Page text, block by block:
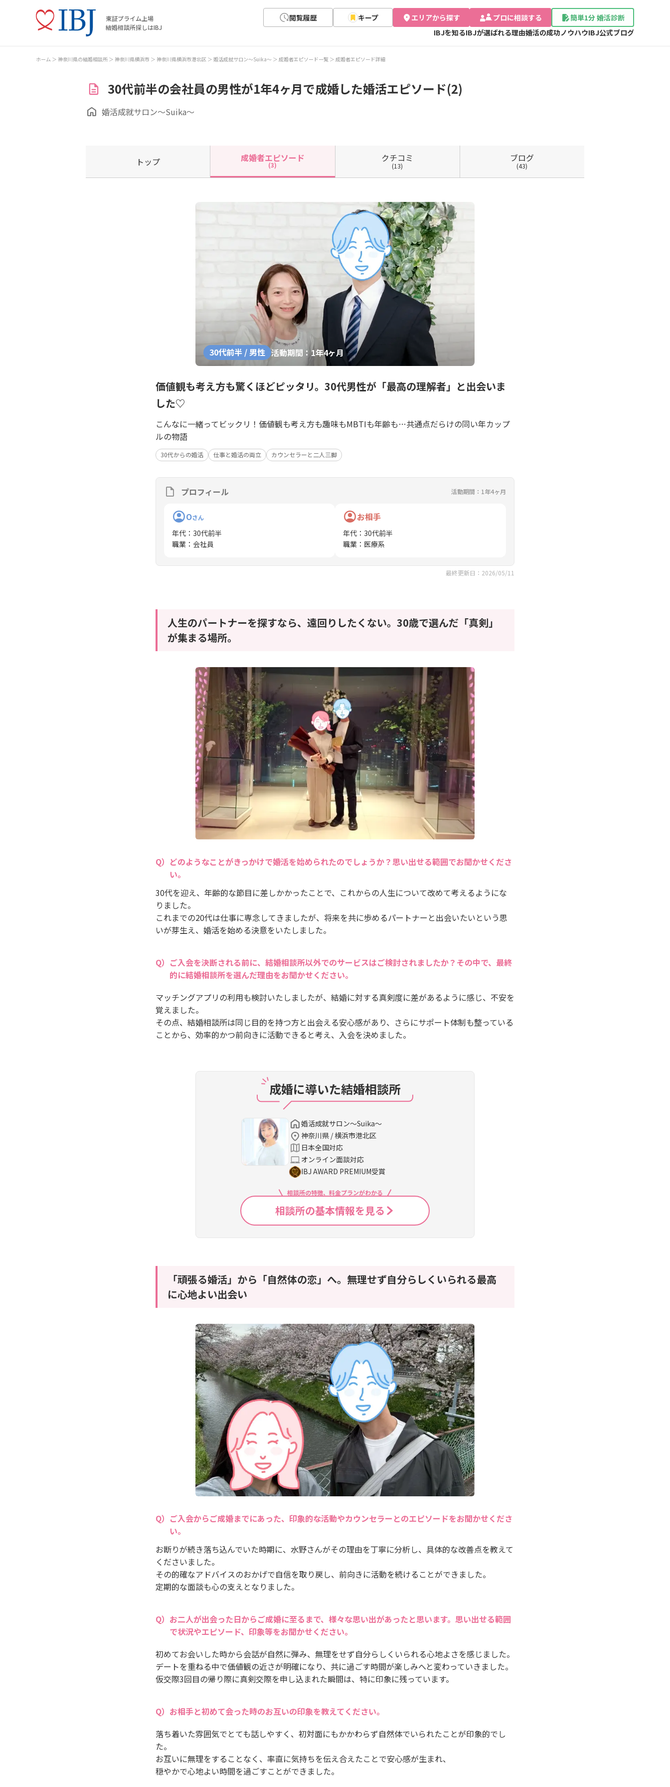
東証プライム上場
結婚相談所探しはIBJ
閲覧履歴 キープ エリアから探す プロに相談する
簡単1分 婚活診断
IBJを知るIBJが選ばれる理由婚活の成功ノウハウIBJ公式ブログ
ホーム 神奈川県の結婚相談所 神奈川県横浜市 神奈川県横浜市港北区 婚活成就サロン～Suika～ 成婚者エピソード一覧 成婚者エピソード詳細
30代前半の会社員の男性が1年4ヶ月で成婚した婚活エピソード(2)
婚活成就サロン～Suika～
トップ 成婚者エピソード
(3)
クチコミ
(13)
ブログ
(43)
30代前半 / 男性 活動期間：1年4ヶ月
価値観も考え方も驚くほどピッタリ。30代男性が「最高の理解者」と出会いま
した♡
こんなに一緒ってビックリ！価値観も考え方も趣味もMBTIも年齢も…共通点だらけの同い年カップ
ルの物語
30代からの婚活 仕事と婚活の両立 カウンセラーと二人三脚
プロフィール 活動期間：1年4ヶ月
Oさん
年代 ： 30代前半
職業 ： 会社員
お相手
年代 ： 30代前半
職業 ： 医療系
最終更新日：2026/05/11
人生のパートナーを探すなら、遠回りしたくない。30歳で選んだ「真剣」
が集まる場所。
どのようなことがきっかけで婚活を始められたのでしょうか？思い出せる範囲でお聞かせくださ
い。
30代を迎え、年齢的な節目に差しかかったことで、これからの人生について改めて考えるようにな
りました。
これまでの20代は仕事に専念してきましたが、将来を共に歩めるパートナーと出会いたいという思
いが芽生え、婚活を始める決意をいたしました。
ご入会を決断される前に、結婚相談所以外でのサービスはご検討されましたか？その中で、最終
的に結婚相談所を選んだ理由をお聞かせください。
マッチングアプリの利用も検討いたしましたが、結婚に対する真剣度に差があるように感じ、不安を
覚えました。
その点、結婚相談所は同じ目的を持つ方と出会える安心感があり、さらにサポート体制も整っている
ことから、効率的かつ前向きに活動できると考え、入会を決めました。
成婚に導いた結婚相談所
婚活成就サロン～Suika～
神奈川県 / 横浜市港北区
日本全国対応
オンライン面談対応
IBJ AWARD PREMIUM受賞
相談所の特徴、料金プランがわかる
相談所の基本情報を見る
「頑張る婚活」から「自然体の恋」へ。無理せず自分らしくいられる最高
に心地よい出会い
ご入会からご成婚までにあった、印象的な活動やカウンセラーとのエピソードをお聞かせくださ
い。
お断りが続き落ち込んでいた時期に、水野さんがその理由を丁寧に分析し、具体的な改善点を教えて
くださいました。
その的確なアドバイスのおかげで自信を取り戻し、前向きに活動を続けることができました。
定期的な面談も心の支えとなりました。
お二人が出会った日からご成婚に至るまで、様々な思い出があったと思います。思い出せる範囲
で状況やエピソード、印象等をお聞かせください。
初めてお会いした時から会話が自然に弾み、無理をせず自分らしくいられる心地よさを感じました。
デートを重ねる中で価値観の近さが明確になり、共に過ごす時間が楽しみへと変わっていきました。
仮交際3回目の帰り際に真剣交際を申し込まれた瞬間は、特に印象に残っています。
お相手と初めて会った時のお互いの印象を教えてください。
落ち着いた雰囲気でとても話しやすく、初対面にもかかわらず自然体でいられたことが印象的でし
た。
お互いに無理をすることなく、率直に気持ちを伝え合えたことで安心感が生まれ、
穏やかで心地よい時間を過ごすことができました。